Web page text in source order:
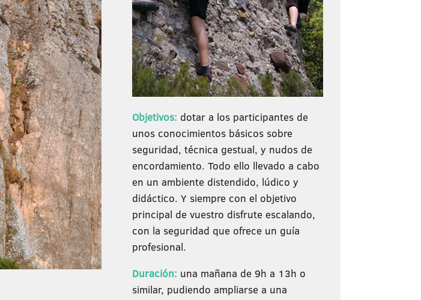
Objetivos: dotar a los participantes de
unos conocimientos básicos sobre
seguridad, técnica gestual, y nudos de
encordamiento. Todo ello llevado a cabo
en un ambiente distendido, lúdico y
didáctico. Y siempre con el objetivo
principal de vuestro disfrute escalando,
con la seguridad que ofrece un guía
profesional.
Duración: una mañana de 9h a 13h o
similar, pudiendo ampliarse a una